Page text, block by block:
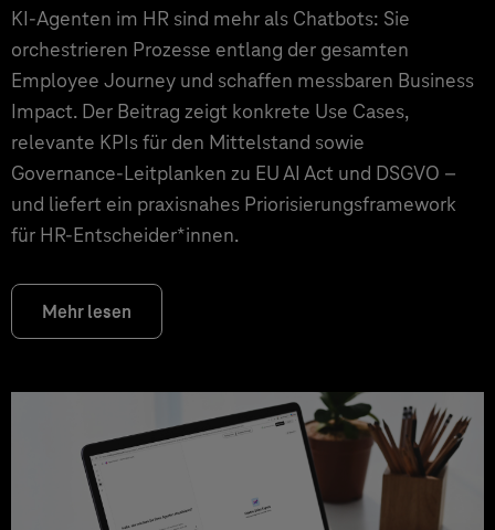
KI‑Agenten im HR sind mehr als Chatbots: Sie
orchestrieren Prozesse entlang der gesamten
Employee Journey und schaffen messbaren Business
Impact. Der Beitrag zeigt konkrete Use Cases,
relevante KPIs für den Mittelstand sowie
Governance‑Leitplanken zu EU AI Act und DSGVO –
und liefert ein praxisnahes Priorisierungsframework
für HR‑Entscheider*innen.
Mehr lesen